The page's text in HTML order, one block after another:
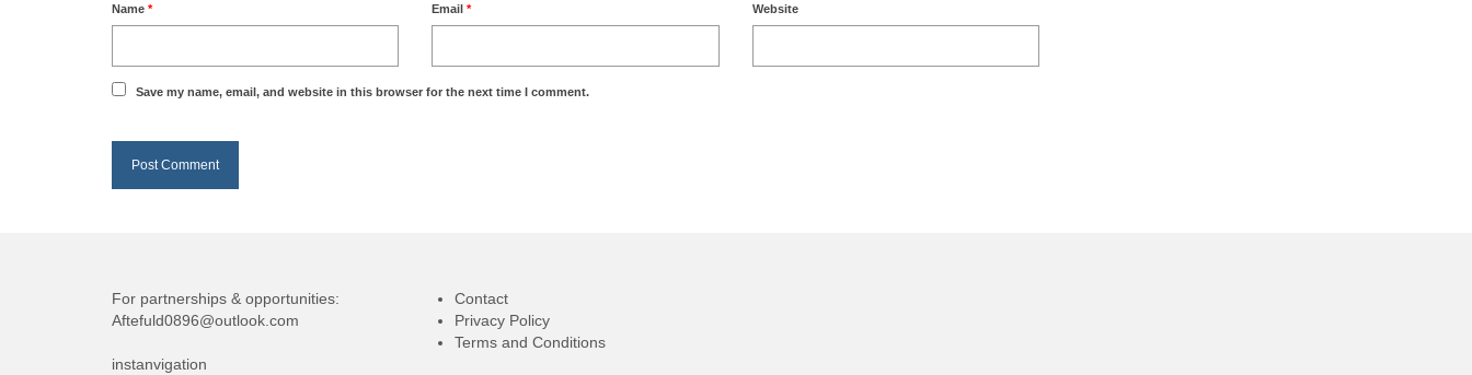
Name * Email* Website
Save my name, email, and website in this browser for the next time I comment.
For partnerships & opportunities:
Aftefuld0896@outlook.com
instanvigation
Contact
Privacy Policy
Terms and Conditions